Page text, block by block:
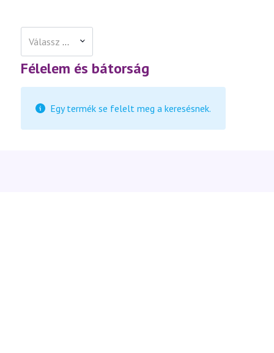
Válassz egy kategóriát
Félelem és bátorság
Egy termék se felelt meg a keresésnek.